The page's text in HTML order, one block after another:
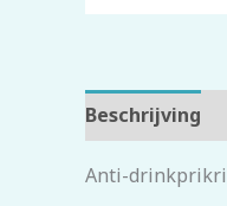
Beschrijving
Anti-